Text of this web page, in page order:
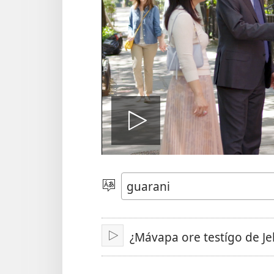
Ehecha
pe
vidéo
Eiporavo
peteĩ
idióma
Erreprodusi
¿Mávapa ore testígo de